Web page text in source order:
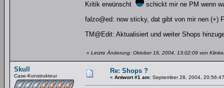
Kritik erwünscht
schickt mir ne PM wenn
falzo@ed: now sticky, dat gibt von mir nen (+)
TM@Edit: Aktualisiert und weiter Shops
« Letzte Änderung: Oktober 16, 2004, 13:02:09 von
Skull
Case-Konstrukteur
Re: Shops ?
« Antwort #1 am: September 28, 2004,